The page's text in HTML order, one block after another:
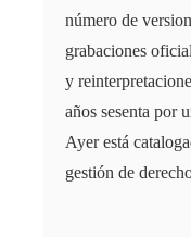
número de
grabaciones
y
años sesenta por
Ayer está
gestión de